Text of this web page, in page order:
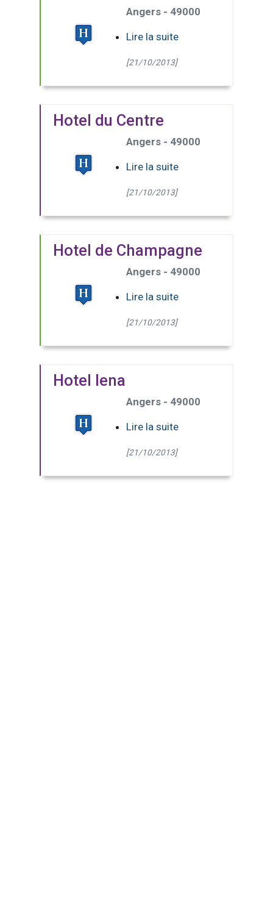
Angers - 49000
Lire la suite
[21/10/2013]
Hotel du Centre
Angers - 49000
Lire la suite
[21/10/2013]
Hotel de Champagne
Angers - 49000
Lire la suite
[21/10/2013]
Hotel Iena
Angers - 49000
Lire la suite
[21/10/2013]